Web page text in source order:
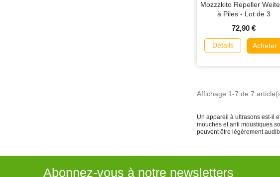
Mozzzkito Repeller
à Piles - Lot de 3
72,90 €
Détails Acheter
Affichage 1-7 de 7
Un appareil à ultrasons est-il
mouches et anti moustiques
peuvent être légèrement
Abonnez-vous à notre newsletters